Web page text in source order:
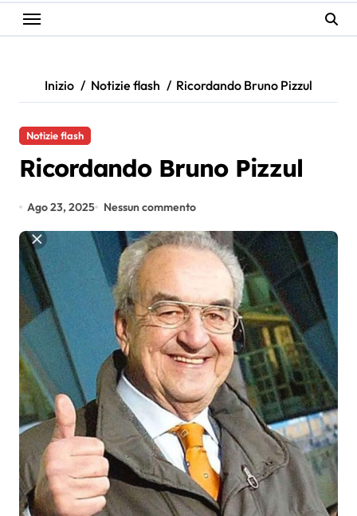
Inizio Notizie flash Ricordando Bruno Pizzul
Notizie flash
Ricordando Bruno Pizzul
Ago 23, 2025 Nessun commento